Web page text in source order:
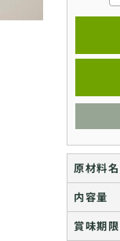
原材料名
内容量
賞味期限